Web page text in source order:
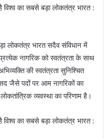
लोकतंत्र भारत सदैव संविधान में
नागरिक को स्वतंत्रता के साथ
की स्वतंत्रता सुनिश्चित
जैसे पदों पर आम नागरिकों का
व्यवस्था का परिणाम है।